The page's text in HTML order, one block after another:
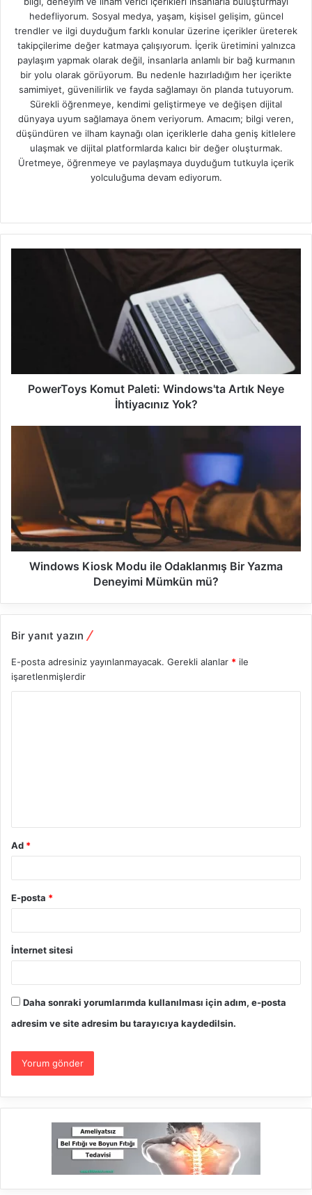
hedefliyorum. Sosyal medya, yaşam, kişisel gelişim, güncel
trendler ve ilgi duyduğum farklı konular üzerine içerikler üreterek
takipçilerime değer katmaya çalışıyorum. İçerik üretimini yalnızca
paylaşım yapmak olarak değil, insanlarla anlamlı bir bağ kurmanın
bir yolu olarak görüyorum. Bu nedenle hazırladığım her içerikte
samimiyet, güvenilirlik ve fayda sağlamayı ön planda tutuyorum.
Sürekli öğrenmeye, kendimi geliştirmeye ve değişen dijital
dünyaya uyum sağlamaya önem veriyorum. Amacım; bilgi veren,
düşündüren ve ilham kaynağı olan içeriklerle daha geniş kitlelere
ulaşmak ve dijital platformlarda kalıcı bir değer oluşturmak.
Üretmeye, öğrenmeye ve paylaşmaya duyduğum tutkuyla içerik
yolculuğuma devam ediyorum.
b
s
t
e
s
i
PowerToys Komut Paleti: Windows'ta Artık Neye
İhtiyacınız Yok?
Windows Kiosk Modu ile Odaklanmış Bir Yazma
Deneyimi Mümkün mü?
Bir yanıt yazın
E-posta adresiniz yayınlanmayacak. Gerekli alanlar * ile
işaretlenmişlerdir
Ad *
E-posta *
İnternet sitesi
Daha sonraki yorumlarımda kullanılması için adım, e-posta
adresim ve site adresim bu tarayıcıya kaydedilsin.